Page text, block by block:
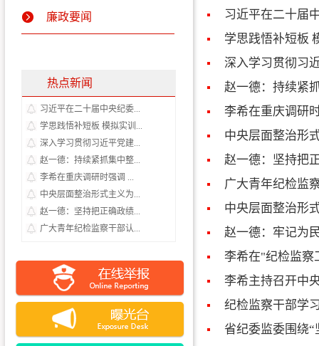
廉政要闻
热点新闻
习近平在二十届中央纪委...
学思践悟补短板 模拟实训...
深入学习贯彻习近平党建...
赵一德：持续紧抓集中整...
李希在重庆调研时强调 ...
中央层面整治形式主义为...
赵一德：坚持把正确政绩...
广大青年纪检监察干部认...
习近平在二十届
学思践悟补短板
深入学习贯彻习
赵一德：持续紧
李希在重庆调研
中央层面整治形
赵一德：坚持把
广大青年纪检监
中央层面整治形
赵一德：​牢记为
李希在"纪检监
李希主持召开中
纪检监察干部学
省纪委监委围绕